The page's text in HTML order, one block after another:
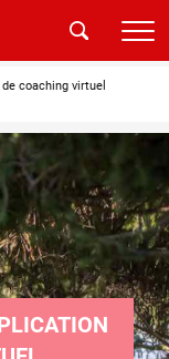
coaching virtuel